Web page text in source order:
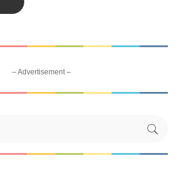
– Advertisement –